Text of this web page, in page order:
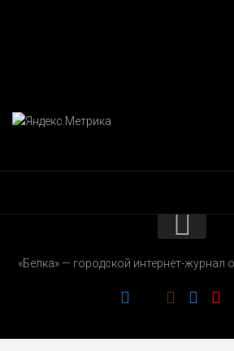
РЕКЛАМОДАТЕЛЯМ
«Белка» — городской интернет-журнал